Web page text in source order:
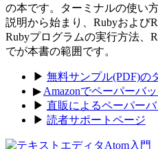
の本です。ターミナルの使い
説明から始まり、Rubyおよび
Rubyプログラムの実行方法、
でが本書の範囲です。
▶ 無料サンプル(PDF)の
▶ Amazonでペーパーバ
▶ 直販によるペーパー
▶ 読者サポートページ